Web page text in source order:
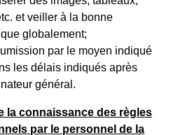
et veiller à la bonne
globalement;
par le moyen indiqué
les délais indiqués après
général.
la connaissance des règles
par le personnel de la